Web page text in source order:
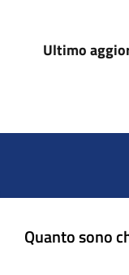
Ultimo
Quanto sono